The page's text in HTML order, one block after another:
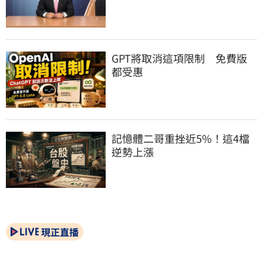
GPT將取消這項限制　免費版
都受惠
記憶體二哥重挫近5%！這4檔
逆勢上漲
現正直播